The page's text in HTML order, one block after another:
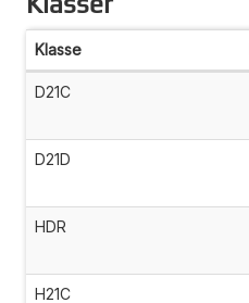
Klasse
D21C
D21D
HDR
H21C